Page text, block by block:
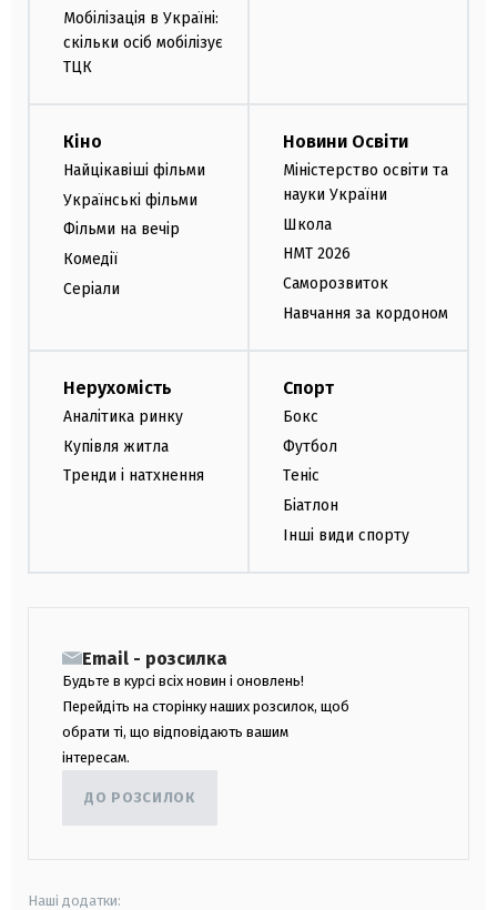
Мобілізація в Україні:
скільки осіб мобілізує
ТЦК
Кіно
Найцікавіші фільми
Українські фільми
Фільми на вечір
Комедії
Серіали
Новини Освіти
Міністерство освіти та
науки України
Школа
НМТ 2026
Саморозвиток
Навчання за кордоном
Нерухомість
Аналітика ринку
Купівля житла
Тренди і натхнення
Спорт
Бокс
Футбол
Теніс
Біатлон
Інші види спорту
Email - розсилка
Будьте в курсі всіх новин і оновлень!
Перейдіть на сторінку наших розсилок, щоб
обрати ті, що відповідають вашим
інтересам.
ДО РОЗСИЛОК
Наші додатки: